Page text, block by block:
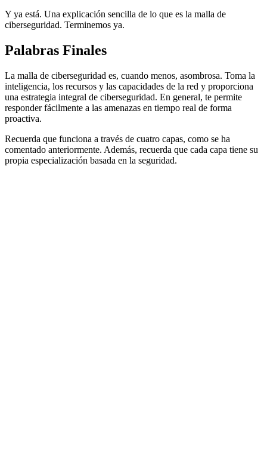
Y ya está. Una explicación sencilla de lo que es la malla de
ciberseguridad. Terminemos ya.
Palabras Finales
La malla de ciberseguridad es, cuando menos, asombrosa. Toma la
inteligencia, los recursos y las capacidades de la red y proporciona
una estrategia integral de ciberseguridad. En general, te permite
responder fácilmente a las amenazas en tiempo real de forma
proactiva.
Recuerda que funciona a través de cuatro capas, como se ha
comentado anteriormente. Además, recuerda que cada capa tiene su
propia especialización basada en la seguridad.